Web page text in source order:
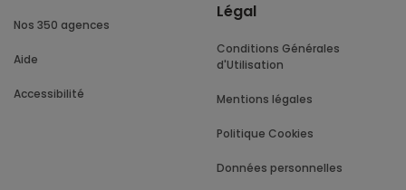
Nos 350 agences
Aide
Accessibilité
Légal
Conditions Générales
d'Utilisation
Mentions légales
Politique Cookies
Données personnelles